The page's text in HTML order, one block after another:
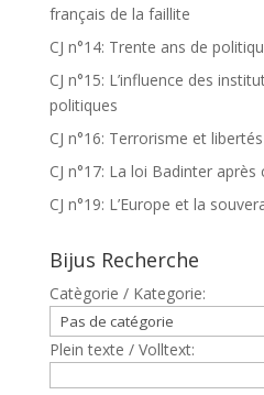
français de la faillite
CJ n°14: Trente ans de
CJ n°15: L’influence des
politiques
CJ n°16: Terrorisme et
CJ n°17: La loi Badinter après
CJ n°19: L’Europe et la
Bijus Recherche
Catègorie / Kategorie:
Plein texte / Volltext: